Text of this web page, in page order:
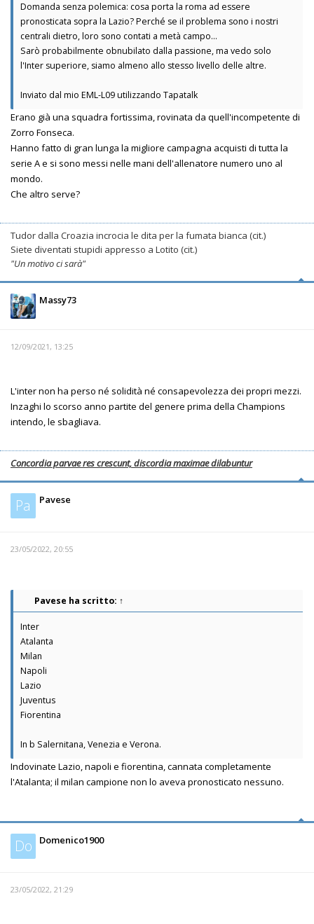
Domanda senza polemica: cosa porta la roma ad essere
pronosticata sopra la Lazio? Perché se il problema sono i nostri
centrali dietro, loro sono contati a metà campo...
Sarò probabilmente obnubilato dalla passione, ma vedo solo
l'Inter superiore, siamo almeno allo stesso livello delle altre.
Inviato dal mio EML-L09 utilizzando Tapatalk
Erano già una squadra fortissima, rovinata da quell'incompetente di
Zorro Fonseca.
Hanno fatto di gran lunga la migliore campagna acquisti di tutta la
serie A e si sono messi nelle mani dell'allenatore numero uno al
mondo.
Che altro serve?
Tudor dalla Croazia incrocia le dita per la fumata bianca (cit.)
Siete diventati stupidi appresso a Lotito (cit.)
"Un motivo ci sarà"
Massy73
12/09/2021, 13:25
L'inter non ha perso né solidità né consapevolezza dei propri mezzi.
Inzaghi lo scorso anno partite del genere prima della Champions
intendo, le sbagliava.
Concordia parvae res crescunt, discordia maximae dilabuntur
Pa Pavese
23/05/2022, 20:55
Pavese ha scritto: ↑
Inter
Atalanta
Milan
Napoli
Lazio
Juventus
Fiorentina
In b Salernitana, Venezia e Verona.
Indovinate Lazio, napoli e fiorentina, cannata completamente
l'Atalanta; il milan campione non lo aveva pronosticato nessuno.
Do Domenico1900
23/05/2022, 21:29